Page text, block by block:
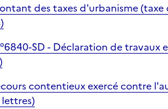
des taxes d'urbanisme
SD - Déclaration de
contentieux exercé contre